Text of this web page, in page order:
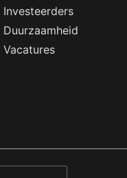
Investeerders
Duurzaamheid
Vacatures